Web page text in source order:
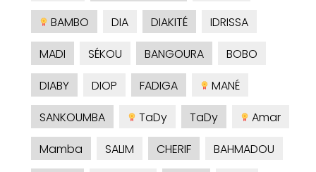
BAMBO
DIA DIAKITÉ
IDRISSA
MADI
SÉKOU BANGOURA
BOBO
DIABY
DIOP FADIGA
MANÉ
SANKOUMBA
TaDy TaDy
Amar
Mamba
SALIM CHERIF
BAHMADOU